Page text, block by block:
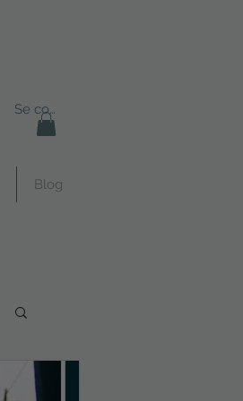
Se connecter
Blog